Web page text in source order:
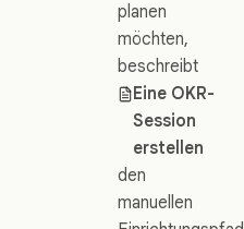
planen
möchten,
beschreibt
Eine OKR-
Session
erstellen
den
manuellen